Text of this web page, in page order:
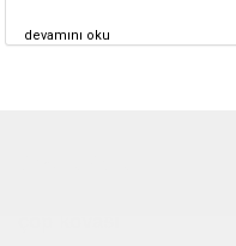
devamını oku